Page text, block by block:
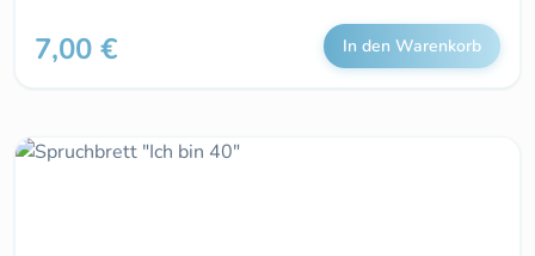
Regulärer Preis:
7,00 € In den Warenkorb